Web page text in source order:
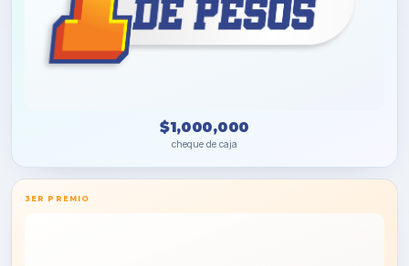
$1,000,000
cheque de caja
3ER PREMIO